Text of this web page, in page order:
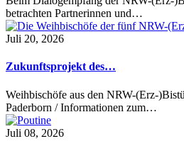
betrachten Partnerinnen und…
Juli 20, 2026
Zukunftsprojekt des…
Weihbischöfe aus den NRW-(Erz-
Paderborn / Informationen zum…
Juli 08, 2026